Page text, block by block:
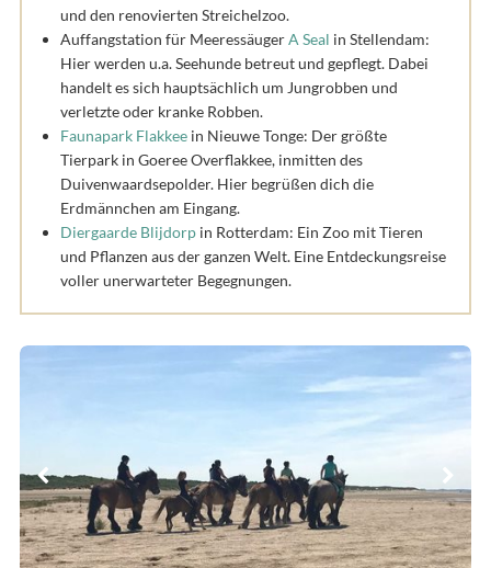
und den renovierten Streichelzoo.
Auffangstation für MeeressäugerA Seal in Stellendam:
Hier werden u.a. Seehunde betreut und gepflegt. Dabei
handelt es sich hauptsächlich um Jungrobben und
verletzte oder kranke Robben.
Faunapark Flakkee in Nieuwe Tonge: Der größte
Tierpark in Goeree Overflakkee, inmitten des
Duivenwaardsepolder. Hier begrüßen dich die
Erdmännchen am Eingang.
Diergaarde Blijdorp in Rotterdam: Ein Zoo mit Tieren
und Pflanzen aus der ganzen Welt. Eine Entdeckungsreise
voller unerwarteter Begegnungen.